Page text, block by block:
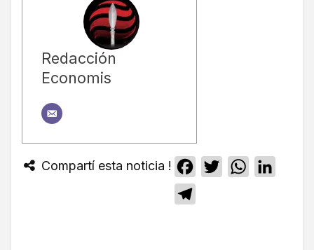
Redacción
Economis
Compartí esta noticia ! Facebook
TwitterWhatsApp